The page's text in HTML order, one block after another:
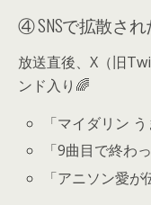
④ SNSで拡散さ
放送直後、X（旧
ンド入り🌈
「マイダリン う
「9曲目で終わ
「アニソン愛が